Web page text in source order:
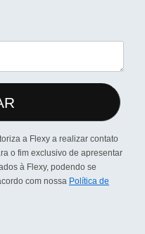
a Flexy a realizar contato
o fim exclusivo de apresentar
à Flexy, podendo se
com nossa Política de